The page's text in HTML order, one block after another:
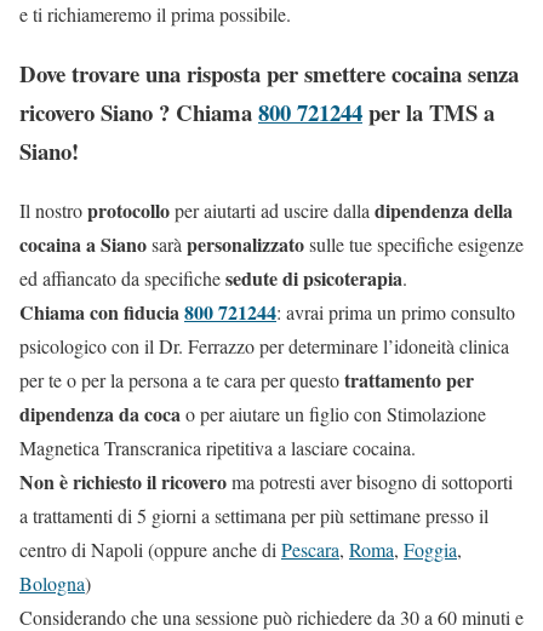
e ti richiameremo il prima possibile.
Dove trovare una risposta per smettere cocaina senza
ricovero Siano ? Chiama800 721244per la TMS a
Siano!
Il nostroprotocolloper aiutarti ad uscire dalla dipendenza della
cocaina a Sianosarà personalizzatosulle tue specifiche esigenze
ed affiancato da specifichesedute di psicoterapia.
Chiama con fiducia800 721244: avrai prima un primo consulto
psicologico con il Dr. Ferrazzo per determinare l’idoneità clinica
per te o per la persona a te cara per questotrattamento per
dipendenza da cocao per aiutare un figlio con Stimolazione
Magnetica Transcranica ripetitiva a lasciare cocaina.
Non è richiesto il ricoveroma potresti aver bisogno di sottoporti
a trattamenti di 5 giorni a settimana per più settimane presso il
centro di Napoli (oppure anche di Pescara, Roma, Foggia,
Bologna)
Considerando che una sessione può richiedere da 30 a 60 minuti e